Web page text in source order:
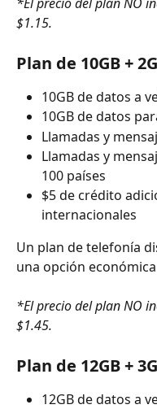
$1.15.
Plan de 10GB +
10GB de datos a
10GB de datos
Llamadas y
Llamadas y
100 países
$5 de crédito
internacionales
Un plan de telefonía
una opción
*El precio del plan NO
$1.45.
Plan de 12GB +
12GB de datos a